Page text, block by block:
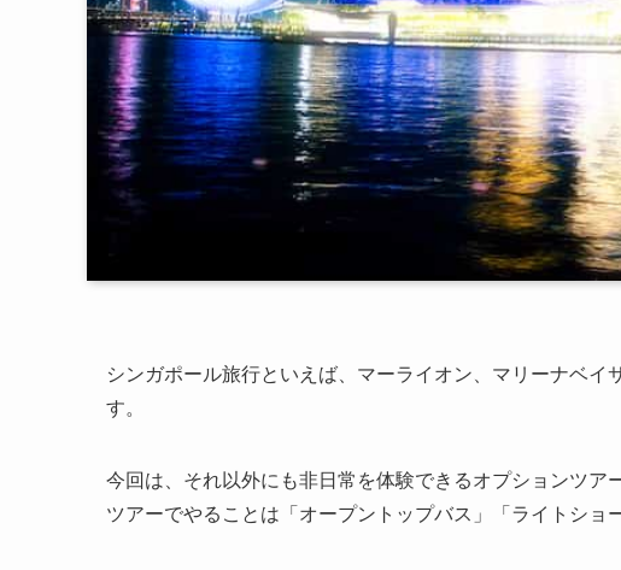
シンガポール旅行といえば、マーライオン、マリーナベイ
す。
今回は、それ以外にも非日常を体験できるオプションツア
ツアーでやることは「オープントップバス」「ライトショ